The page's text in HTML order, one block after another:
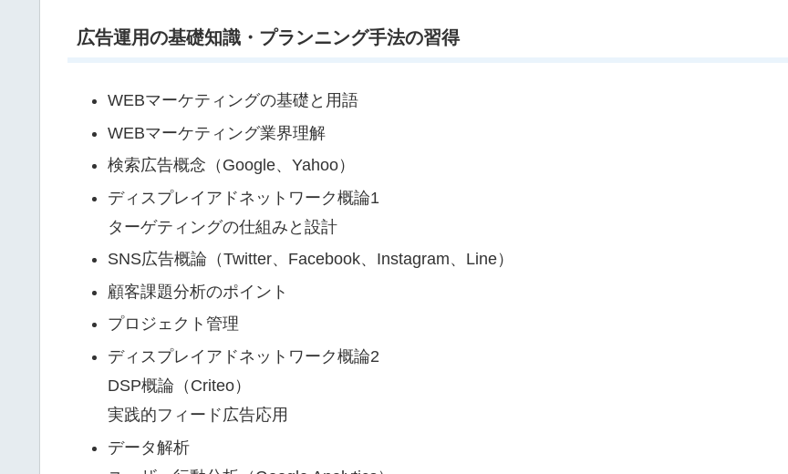
広告運用の基礎知識・プランニング手法の習得
WEBマーケティングの基礎と用語
WEBマーケティング業界理解
検索広告概念（Google、Yahoo）
ディスプレイアドネットワーク概論1
ターゲティングの仕組みと設計
SNS広告概論（Twitter、Facebook、Instagram、Line）
顧客課題分析のポイント
プロジェクト管理
ディスプレイアドネットワーク概論2
DSP概論（Criteo）
実践的フィード広告応用
データ解析